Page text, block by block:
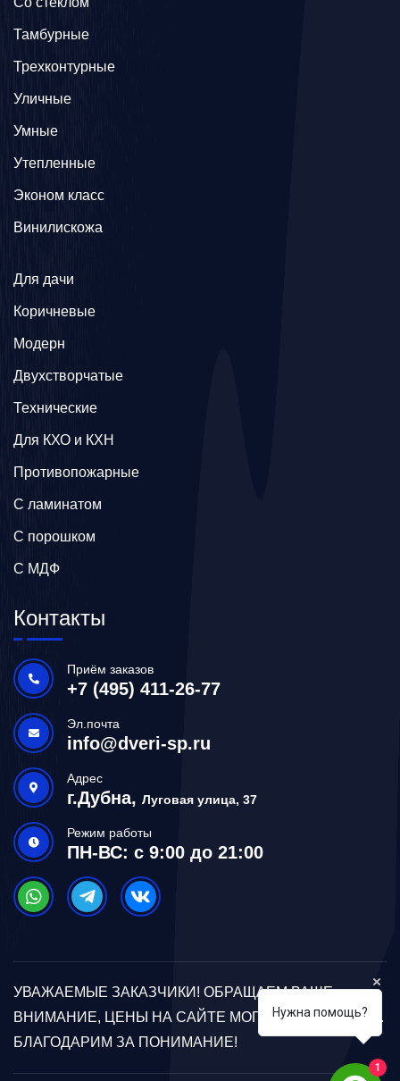
Тамбурные
Трехконтурные
Уличные
Умные
Утепленные
Эконом класс
Винилискожа
Для дачи
Коричневые
Модерн
Двухстворчатые
Технические
Для КХО и КХН
Противопожарные
С ламинатом
С порошком
С МДФ
Контакты
Приём заказов
+7 (495) 411-26-77
Эл.почта
info@dveri-sp.ru
Адрес
г.Дубна, Луговая улица, 37
Режим работы
ПН-ВС: с 9:00 до 21:00
УВАЖАЕМЫЕ ЗАКАЗЧИКИ! ОБРАЩАЕМ ВАШЕ
ВНИМАНИЕ, ЦЕНЫ НА САЙТЕ МОГУТ ОТЛИЧАТЬСЯ.
БЛАГОДАРИМ ЗА ПОНИМАНИЕ!
Нужна помощь?
1